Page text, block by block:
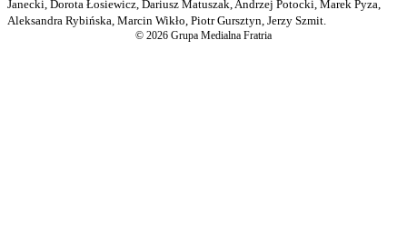
Janecki, Dorota Łosiewicz, Dariusz Matuszak, Andrzej Potocki, Marek Pyza,
Aleksandra Rybińska, Marcin Wikło, Piotr Gursztyn, Jerzy Szmit.
© 2026 Grupa Medialna Fratria